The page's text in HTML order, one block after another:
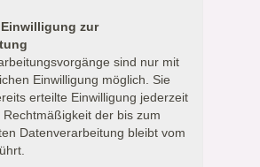
Einwilligung zur
sind nur mit
Einwilligung möglich. Sie
erteilte Einwilligung jederzeit
Rechtmäßigkeit der bis zum
Datenverarbeitung bleibt vom